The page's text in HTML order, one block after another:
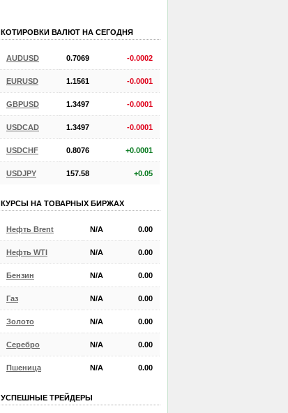
КОТИРОВКИ ВАЛЮТ НА СЕГОДНЯ
AUDUSD 0.7069 -0.0002
EURUSD 1.1561 -0.0001
GBPUSD 1.3497 -0.0001
USDCAD 1.3497 -0.0001
USDCHF 0.8076 +0.0001
USDJPY 157.58 +0.05
КУРСЫ НА ТОВАРНЫХ БИРЖАХ
Нефть Brent N/A 0.00
Нефть WTI N/A 0.00
Бензин N/A 0.00
Газ N/A 0.00
Золото N/A 0.00
Серебро N/A 0.00
Пшеница N/A 0.00
УСПЕШНЫЕ ТРЕЙДЕРЫ